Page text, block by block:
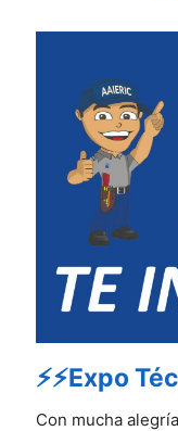
⚡⚡Expo
Con mucha